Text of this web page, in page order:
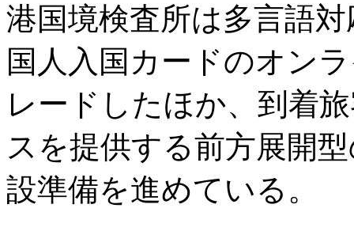
港国境検査所は多言語
国人入国カードのオン
レードしたほか、到着
スを提供する前方展開
設準備を進めている。